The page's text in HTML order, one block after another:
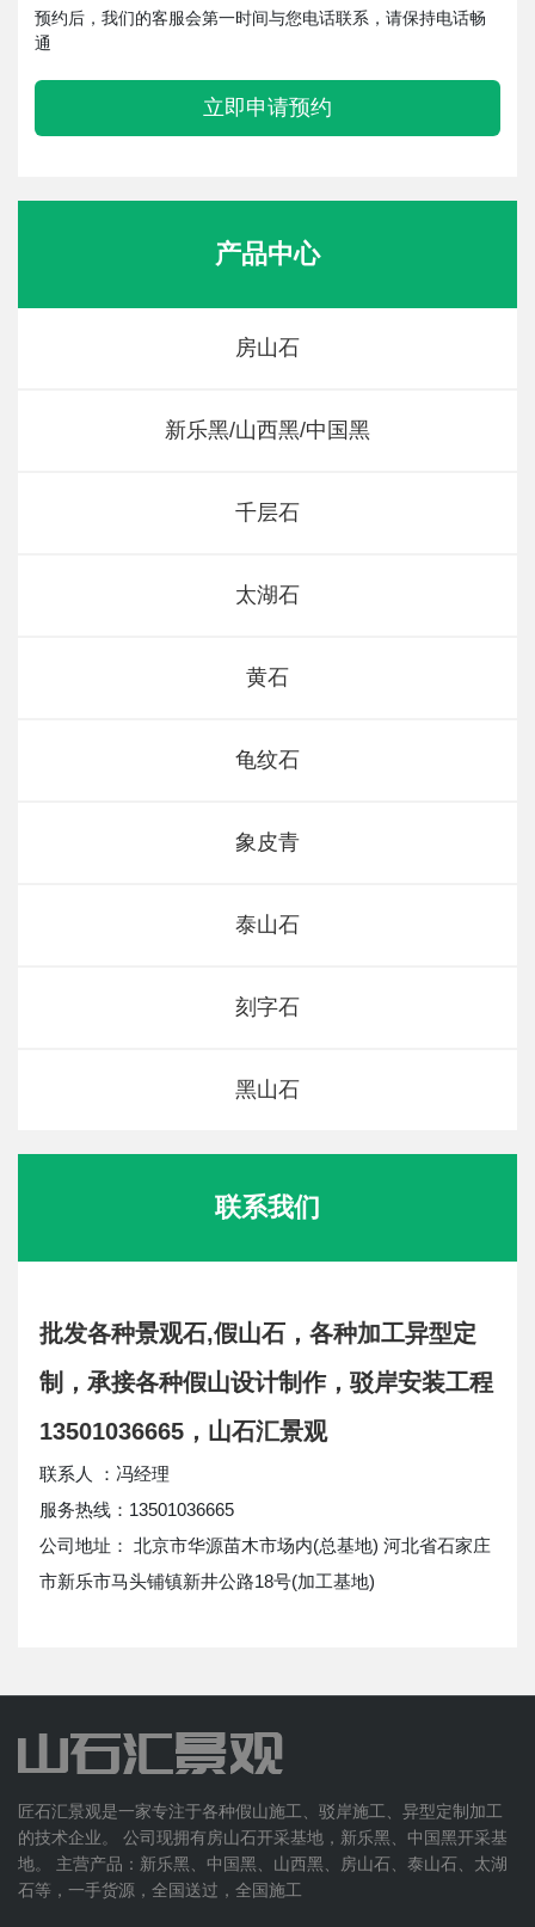
预约后，我们的客服会第一时间与您电话联系，请保持电话畅
通
立即申请预约
产品中心
房山石
新乐黑/山西黑/中国黑
千层石
太湖石
黄石
龟纹石
象皮青
泰山石
刻字石
黑山石
联系我们
批发各种景观石,假山石，各种加工异型定
制，承接各种假山设计制作，驳岸安装工程
13501036665，山石汇景观
联系人 ：冯经理
服务热线：13501036665
公司地址： 北京市华源苗木市场内(总基地) 河北省石家庄
市新乐市马头铺镇新井公路18号(加工基地)
匠石汇景观是一家专注于各种假山施工、驳岸施工、异型定制加工
的技术企业。 公司现拥有房山石开采基地，新乐黑、中国黑开采基
地。 主营产品：新乐黑、中国黑、山西黑、房山石、泰山石、太湖
石等，一手货源，全国送过，全国施工